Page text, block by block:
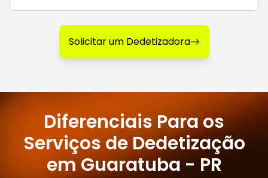
Solicitar um Dedetizadora
Diferenciais Para os
Serviços de Dedetização
em Guaratuba - PR